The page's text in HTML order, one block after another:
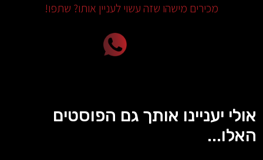
מכירים מישהו שזה עשוי לעניין אותו? שתפו!
אולי יעניינו אותך גם הפוסטים
האלו...